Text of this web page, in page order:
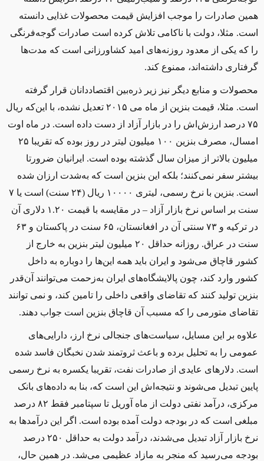
همين صادرات را موجب افزايش قیمت محصولات غذايی دانسته
است. مثلا، دولت با ناکامی تلاش کرده است صادرات گوجه‌فرنگی
را که يکی از معدود روزنه‌های امید کشاورزانی است که مدت‌ها
گرفتاری داشته‌اند، ممنوع کند.
محصولات و منابع ديگر نيز زير ذره‌بين اقتصاددانان قرار گرفته
است. مثلا، قیمت بنزین از ماه می ۲۰۱۵ تعدیل نشده، با این‌که ریال
۷۵ درصد ارزش‌اش را در بازار آزاد از دست داده است. در ماه اوت
امسال، مصرف بنزین ۱۰۰ ميلیون ليتر در روز بوده که تقريبا ۲۵
ميلیون بالاتر از ميزان سال گذشته بوده است. ايرانيان ضرورتا
بیشتر سفر نمی‌کنند؛ بلکه این بنزين است که به‌شدت ارزان شده
است. بنزين با نرخ رسمی، ليتری ۱۰۰۰۰ ریال (۲۴ سنت) است يا ۷
سنت بر اساس نرخ بازار آزاد – در مقایسه با قیمت ۱.۲۰ دلاری آن
در ترکيه و ۷۳ سنتی آن در افغانستان، ۶۵ سنت در پاکستان و ۶۳
سنت در عراق. روزانه حداقل ۲۰ ميلیون ليتر بنزین به خارج از
کشور قاچاق می‌شود و ايران باید همه اين‌ها را دوباره به داخل
کشور وارد کند، چون پالايشگاه‌های ايران به‌زحمت می‌توانند آن‌قدر
بنزین تولید کنند که تقاضای واقعی داخلی را تامين کند، و نمی توانند
تقاضای متورمی را که مسبب آن قاچاق بنزین است جواب دهند.
علاوه بر اين‌ مسايل، سياست‌های جنجالی نرخ ارز، دارایی‌های
عمومی را به تحلیل برده و باعث ثروتمند شدن نخبگان فاسد شده
است. دلارهای عايدی از صادرات نفت، تقریبا يکسره به نرخ رسمی
پایین تبدیل می‌شوند و نتيجه‌اش اين است که، بنا به داده‌های بانک
مرکزی، درآمد نفتی دولت از ماه آوريل تا سپتامبر فقط ۸۲ درصد
مبلغی است که در بودجه دولت آمده بوده است. اگر این درآمدها به
نرخ بازار آزاد تبديل می‌شدند، درآمد دولت به حداقل ۲۵۰ درصد
بودجه می‌رسيد که منجر به مازاد عظیمی می‌شد. در همين حال،